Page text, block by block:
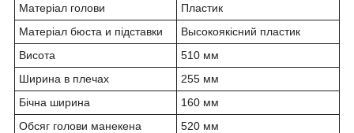
Матеріал голови
Пластик
Матеріал бюста и підставки
Высокоякісний пластик
Висота
510 мм
Ширина в плечах
255 мм
Бічна ширина
160 мм
Обсяг голови манекена
520 мм